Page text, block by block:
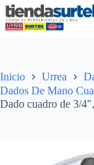
Saltar
al
contenido
Inicio Urrea
Dados De Mano
Dado cuadro de 3/